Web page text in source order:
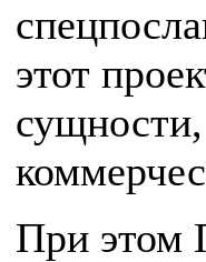
этот
При этом